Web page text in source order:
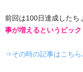
前回は100日達成したち
事が増えるというビッ
⇒その時の記事はこちら